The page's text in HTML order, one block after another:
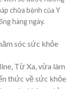
chữa bệnh của Y
hàng ngày.
sóc sức khỏe
Từ Xa, vừa làm
thức về sức khỏe